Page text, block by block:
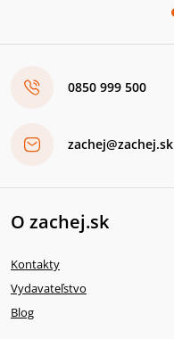
0850 999 500
zachej@zachej.sk
O zachej.sk
Kontakty
Vydavateľstvo
Blog